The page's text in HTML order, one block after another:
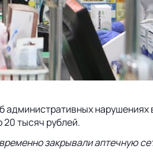
административных
тысяч рублей.
закрывали аптечную